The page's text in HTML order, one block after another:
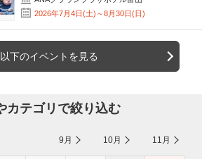
2026年7月4日(土)～8月30日(日)
下のイベントを見る
カテゴリで絞り込む
9月 10月 11月